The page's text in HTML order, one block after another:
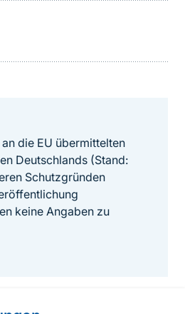
die EU übermittelten
Deutschlands (Stand:
Schutzgründen
keine Angaben zu